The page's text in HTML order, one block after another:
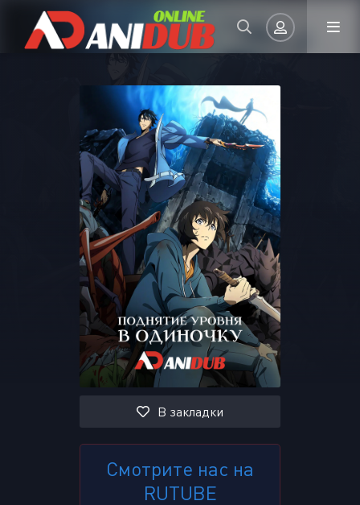
Запомнить
ВОЙТИ НА САЙТ
Регистрация Восстановить пароль
Или войти через
В закладки
Смотрите нас на
RUTUBE